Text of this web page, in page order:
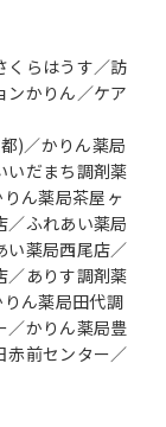
くらはうす／訪
ンかりん／ケア
)／かりん薬局
いだまち調剤薬
ん薬局茶屋ヶ
／ふれあい薬局
い薬局西尾店／
／ありす調剤薬
ん薬局田代調
／かりん薬局豊
赤前センター／